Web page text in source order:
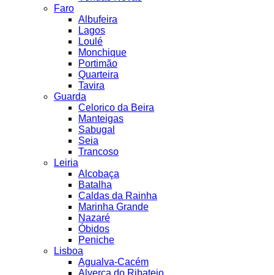
Faro
Albufeira
Lagos
Loulé
Monchique
Portimão
Quarteira
Tavira
Guarda
Celorico da Beira
Manteigas
Sabugal
Seia
Trancoso
Leiria
Alcobaça
Batalha
Caldas da Rainha
Marinha Grande
Nazaré
Óbidos
Peniche
Lisboa
Agualva-Cacém
Alverca do Ribatejo